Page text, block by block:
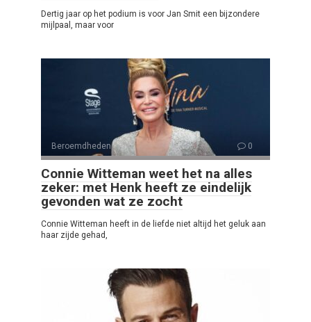
Dertig jaar op het podium is voor Jan Smit een bijzondere
mijlpaal, maar voor
Beroemdheden 0
Connie Witteman weet het na alles
zeker: met Henk heeft ze eindelijk
gevonden wat ze zocht
Connie Witteman heeft in de liefde niet altijd het geluk aan
haar zijde gehad,